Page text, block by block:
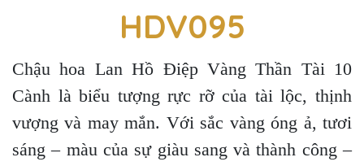
HDV095
Chậu hoa Lan Hồ Điệp Vàng Thần Tài 10
Cành là biểu tượng rực rỡ của tài lộc, thịnh
vượng và may mắn. Với sắc vàng óng ả, tươi
sáng – màu của sự giàu sang và thành công –